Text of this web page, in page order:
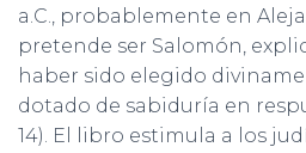
a.C., probablemente en
pretende ser Salomón,
haber sido elegido
dotado de sabiduría en
14). El libro estimula a los